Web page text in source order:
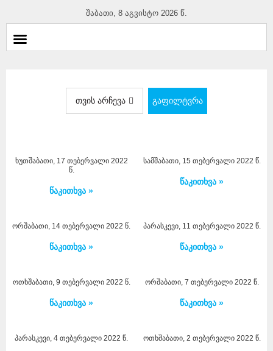
შაბათი, 8 აგვისტო 2026 წ.
თვის არჩევა გაფილტვრა
ხუთშაბათი, 17 თებერვალი 2022
წ.
წაკითხვა »
სამშაბათი, 15 თებერვალი 2022 წ.
წაკითხვა »
ორშაბათი, 14 თებერვალი 2022 წ.
წაკითხვა »
პარასკევი, 11 თებერვალი 2022 წ.
წაკითხვა »
ოთხშაბათი, 9 თებერვალი 2022 წ.
წაკითხვა »
ორშაბათი, 7 თებერვალი 2022 წ.
წაკითხვა »
პარასკევი, 4 თებერვალი 2022 წ. ოთხშაბათი, 2 თებერვალი 2022 წ.